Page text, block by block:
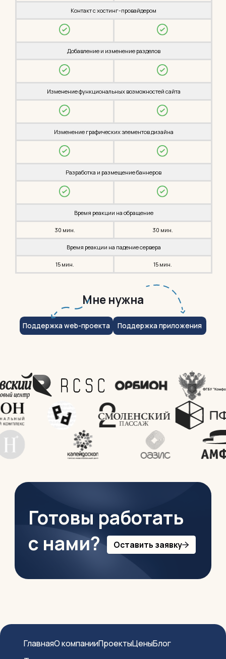
Контакт с хостинг-провайдером
Добавление и изменение разделов
Изменение функциональных возможностей сайта
Изменение графических элементов дизайна
Разработка и размещение баннеров
Время реакции на обращение
30 мин. 30 мин.
Время реакции на падение сервера
15 мин. 15 мин.
Мне нужна
Поддержка web-проекта Поддержка приложения
Готовы работать
с нами?
Оставить заявку
ГлавнаяО компанииПроектыЦеныБлог